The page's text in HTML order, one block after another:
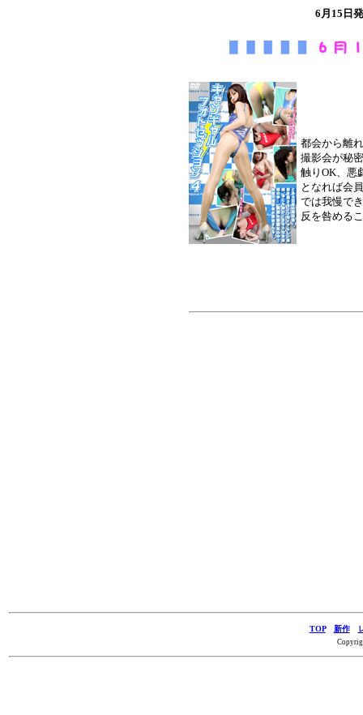
6月15日
都会から離
撮影会が秘
触りOK、悪
となれば会
では我慢で
反を咎める
TOP 新作